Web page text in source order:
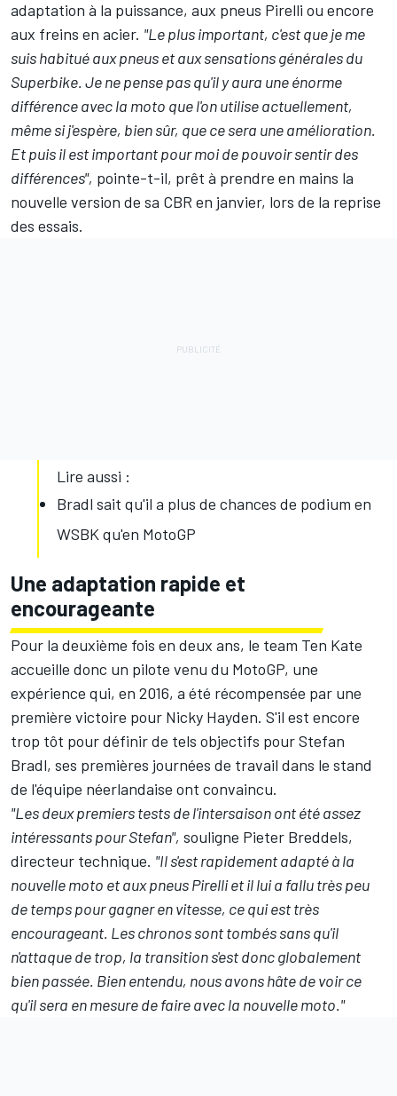
adaptation à la puissance, aux pneus Pirelli ou encore
aux freins en acier. "Le plus important, c'est que je me
suis habitué aux pneus et aux sensations générales du
Superbike. Je ne pense pas qu'il y aura une énorme
différence avec la moto que l'on utilise actuellement,
même si j'espère, bien sûr, que ce sera une amélioration.
Et puis il est important pour moi de pouvoir sentir des
différences", pointe-t-il, prêt à prendre en mains la
nouvelle version de sa CBR en janvier, lors de la reprise
des essais.
Lire aussi :
Bradl sait qu'il a plus de chances de podium en
WSBK qu'en MotoGP
Une adaptation rapide et
encourageante
Pour la deuxième fois en deux ans, le team Ten Kate
accueille donc un pilote venu du MotoGP, une
expérience qui, en 2016, a été récompensée par une
première victoire pour Nicky Hayden. S'il est encore
trop tôt pour définir de tels objectifs pour Stefan
Bradl, ses premières journées de travail dans le stand
de l'équipe néerlandaise ont convaincu.
"Les deux premiers tests de l'intersaison ont été assez
intéressants pour Stefan", souligne Pieter Breddels,
directeur technique. "Il s'est rapidement adapté à la
nouvelle moto et aux pneus Pirelli et il lui a fallu très peu
de temps pour gagner en vitesse, ce qui est très
encourageant. Les chronos sont tombés sans qu'il
n'attaque de trop, la transition s'est donc globalement
bien passée. Bien entendu, nous avons hâte de voir ce
qu'il sera en mesure de faire avec la nouvelle moto."